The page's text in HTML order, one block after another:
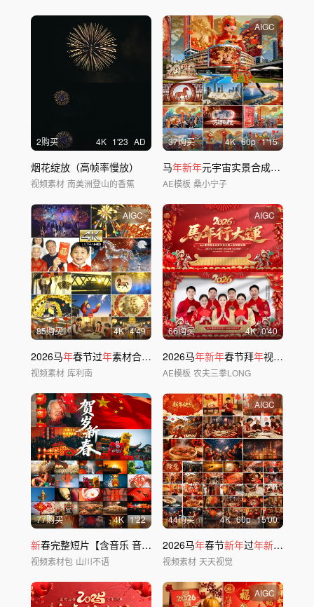
2购买 4K 1'23 AD
烟花绽放（高帧率慢放）
视频素材 南美洲登山的香蕉
AIGC
37购买 4K 60p 1'15
马年新年元宇宙实景合成城市宣传片
AE模板 桑小宁子
AIGC
85购买 4K 4'49
2026马年春节过年素材合集 春新年拜年
视频素材 库利南
AIGC
66购买 4K 0'40
2026马年新年春节拜年视频框
AE模板 农夫三拳LONG
77购买 4K 1'22
新春完整短片【含音乐 音效 专业配音】
视频素材包 山川不语
AIGC
44购买 4K 60p 15'00
2026马年春节新年过年新春除夕
视频素材 天天视觉
AIGC